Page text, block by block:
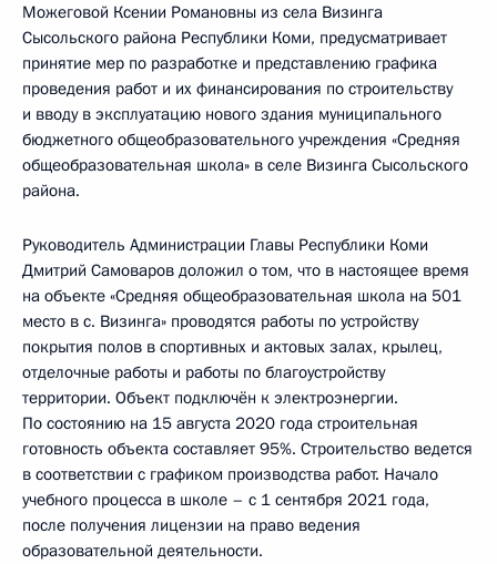
Можеговой Ксении Романовны из села Визинга
Сысольского района Республики Коми, предусматривает
принятие мер по разработке и представлению графика
проведения работ и их финансирования по строительству
и вводу в эксплуатацию нового здания муниципального
бюджетного общеобразовательного учреждения «Средняя
общеобразовательная школа» в селе Визинга Сысольского
района.
Руководитель Администрации Главы Республики Коми
Дмитрий Самоваров доложил о том, что в настоящее время
на объекте «Средняя общеобразовательная школа на 501
место в с. Визинга» проводятся работы по устройству
покрытия полов в спортивных и актовых залах, крылец,
отделочные работы и работы по благоустройству
территории. Объект подключён к электроэнергии.
По состоянию на 15 августа 2020 года строительная
готовность объекта составляет 95%. Строительство ведется
в соответствии с графиком производства работ. Начало
учебного процесса в школе – с 1 сентября 2021 года,
после получения лицензии на право ведения
образовательной деятельности.